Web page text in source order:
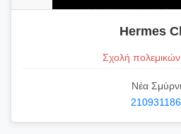
Hermes
Σχολή
Νέα